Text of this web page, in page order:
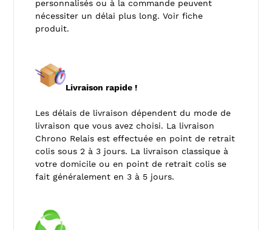
personnalisés ou à la commande peuvent
nécessiter un délai plus long. Voir fiche
produit.
Livraison rapide !
Les délais de livraison dépendent du mode de
livraison que vous avez choisi. La livraison
Chrono Relais est effectuée en point de retrait
colis sous 2 à 3 jours. La livraison classique à
votre domicile ou en point de retrait colis se
fait généralement en 3 à 5 jours.